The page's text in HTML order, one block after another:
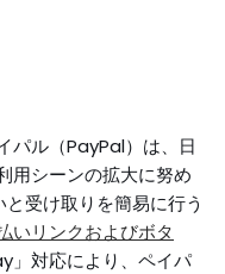
パル（PayPal）は、日
用シーンの拡大に努め
受け取りを簡易に行う
いリンクおよびボタ
」対応により、ペイパ